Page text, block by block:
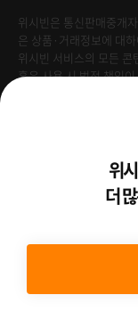
위시빈은 통신판매중개
은 상품·거래정보에 대
위시빈 서비스의 모든
혹은 사용 시 법적 책임
Venture Enterprise
위
더